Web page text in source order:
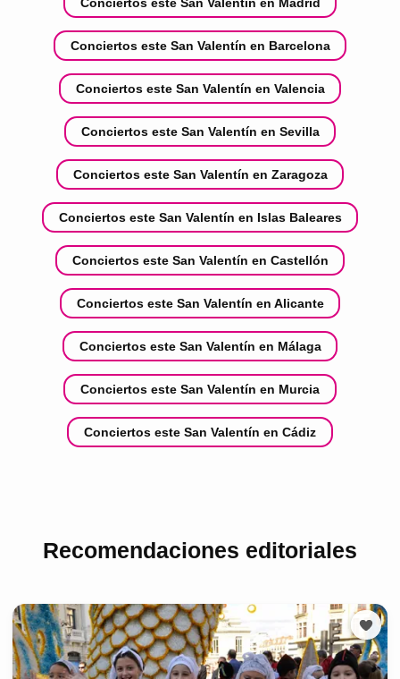
Conciertos este San Valentín en Barcelona
Conciertos este San Valentín en Valencia
Conciertos este San Valentín en Sevilla
Conciertos este San Valentín en Zaragoza
Conciertos este San Valentín en Islas Baleares
Conciertos este San Valentín en Castellón
Conciertos este San Valentín en Alicante
Conciertos este San Valentín en Málaga
Conciertos este San Valentín en Murcia
Conciertos este San Valentín en Cádiz
Recomendaciones editoriales